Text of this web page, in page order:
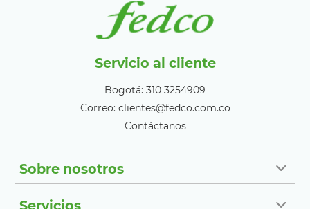
Servicio al cliente
Bogotá: 310 3254909
Correo: clientes@fedco.com.co
Contáctanos
Sobre nosotros